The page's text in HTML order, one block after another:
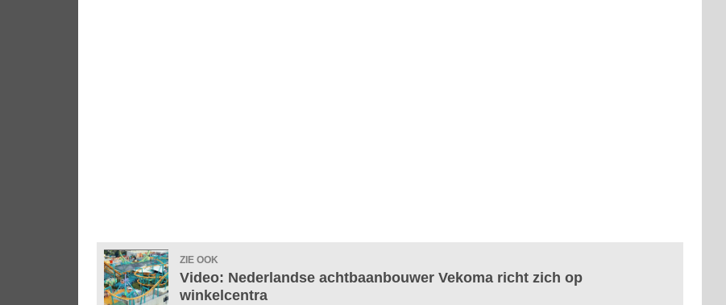
ZIE OOK
Video: Nederlandse achtbaanbouwer Vekoma richt zich op
winkelcentra